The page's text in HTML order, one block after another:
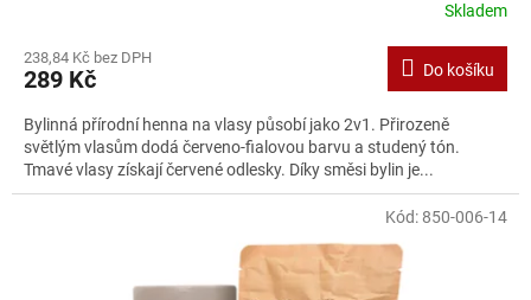
Skladem
238,84 Kč bez DPH
289 Kč Do košíku
Bylinná přírodní henna na vlasy působí jako 2v1. Přirozeně
světlým vlasům dodá červeno-fialovou barvu a studený tón.
Tmavé vlasy získají červené odlesky. Díky směsi bylin je...
Kód: 850-006-14